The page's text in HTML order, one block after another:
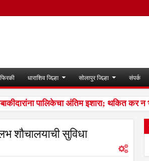
फिरकी धाराशिव जिल्हा सोलापुर जिल्हा संपर्क
पालिकेचा अंतिम इशारा; थकित कर न
शौचालयाची सुविधा